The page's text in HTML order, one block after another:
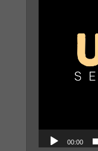
00:00